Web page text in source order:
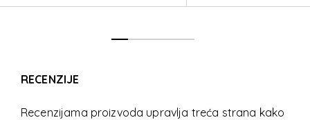
RECENZIJE
Recenzijama proizvoda upravlja treća strana kako